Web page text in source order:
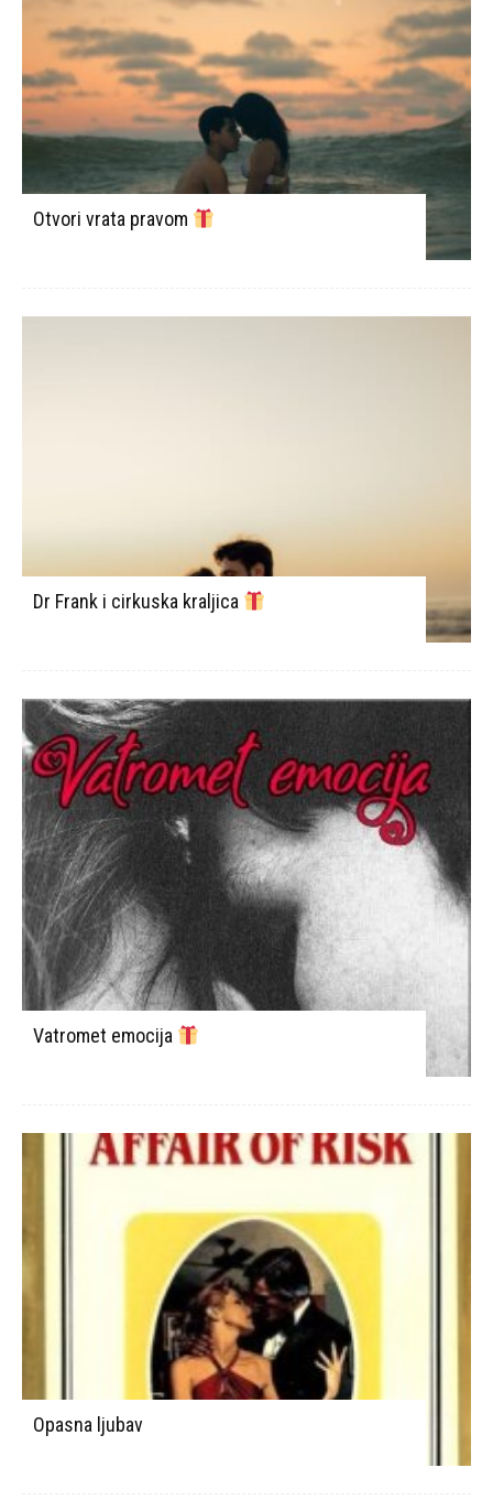
Otvori vrata pravom
Dr Frank i cirkuska kraljica
Vatromet emocija
Opasna ljubav